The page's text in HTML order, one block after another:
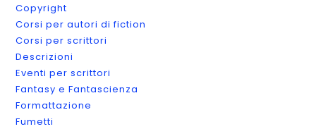
Copyright
Corsi per autori di fiction
Corsi per scrittori
Descrizioni
Eventi per scrittori
Fantasy e Fantascienza
Formattazione
Fumetti